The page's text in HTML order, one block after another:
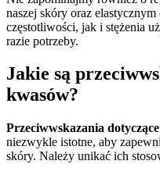
naszej skóry oraz
częstotliwości, jak i stężenia
razie potrzeby.
Jakie są
kwasów?
Przeciwwskazania
niezwykle istotne, aby
skóry. Należy unikać ich